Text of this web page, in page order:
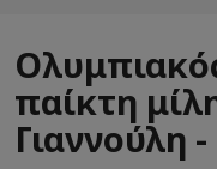
παίκτη
Γιαννούλη